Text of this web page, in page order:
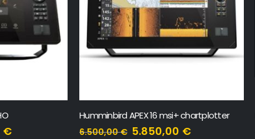
€
Humminbird APEX 16 msi+ chartplotter
6.500,00€ 5.850,00 €